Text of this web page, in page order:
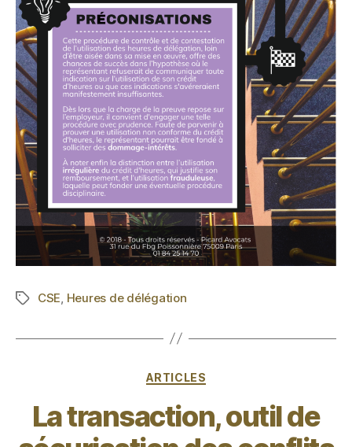
CSE, Heures de délégation
ARTICLES
La transaction, outil de